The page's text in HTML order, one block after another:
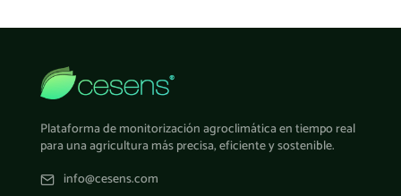
Plataforma de monitorización agroclimática en tiempo real
para una agricultura más precisa, eficiente y sostenible.
info@cesens.com